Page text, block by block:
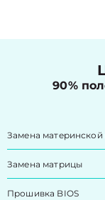
90%
Замена материнской
Замена матрицы
Прошивка BIOS